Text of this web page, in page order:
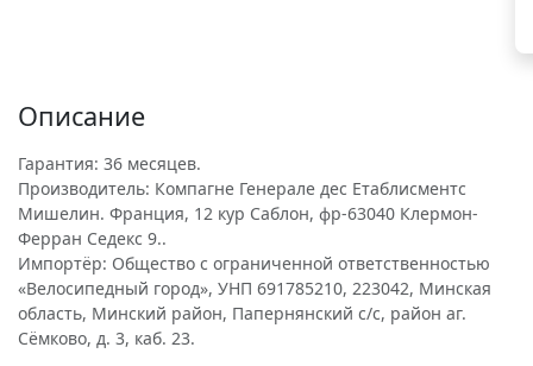
Описание
Гарантия: 36 месяцев.
Производитель: Компагне Генерале дес Етаблисментс
Мишелин. Франция, 12 кур Саблон, фр-63040 Клермон-
Ферран Седекс 9..
Импортёр: Общество с ограниченной ответственностью
«Велосипедный город», УНП 691785210, 223042, Минская
область, Минский район, Папернянский с/с, район аг.
Сёмково, д. 3, каб. 23.